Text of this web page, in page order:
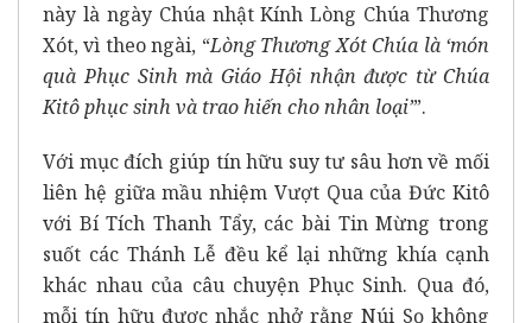
này là ngày Chúa nhật Kính Lòng Chúa Thương
Xót, vì theo ngài, “Lòng Thương Xót Chúa là ‘món
quà Phục Sinh mà Giáo Hội nhận được từ Chúa
Kitô phục sinh và trao hiến cho nhân loại’”.
Với mục đích giúp tín hữu suy tư sâu hơn về mối
liên hệ giữa mầu nhiệm Vượt Qua của Đức Kitô
với Bí Tích Thanh Tẩy, các bài Tin Mừng trong
suốt các Thánh Lễ đều kể lại những khía cạnh
khác nhau của câu chuyện Phục Sinh. Qua đó,
mỗi tín hữu được nhắc nhở rằng Núi Sọ không